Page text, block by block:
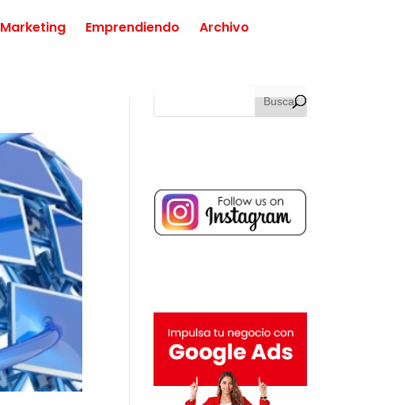
Marketing Emprendiendo Archivo